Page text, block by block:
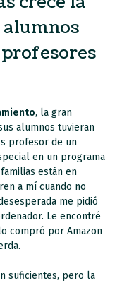
, la gran
alumnos tuvieran
profesor de un
en un programa
están en
a mí cuando no
me pidió
Le encontré
compró por Amazon
suficientes, pero la